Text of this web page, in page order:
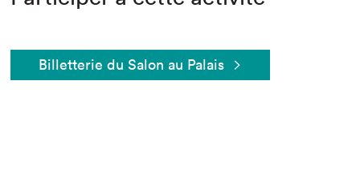
Billetterie du Salon au Palais